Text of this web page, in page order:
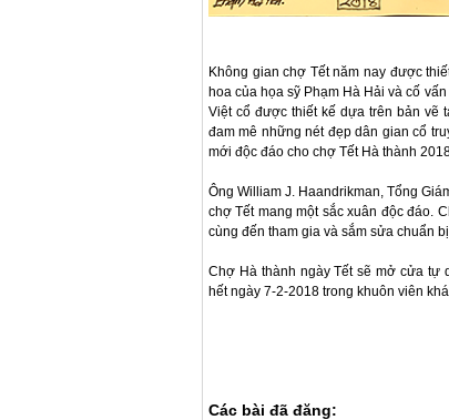
Không gian chợ Tết năm nay được
hoa của họa sỹ Phạm Hà Hải và cố
Việt cổ được thiết kế dựa trên bản vẽ
đam mê những nét đẹp dân gian cổ
mới độc đáo cho chợ Tết Hà thành
Ông William J. Haandrikman, Tổng
chợ Tết mang một sắc xuân độc đáo.
cùng đến tham gia và sắm sửa chuẩn
Chợ Hà thành ngày Tết sẽ mở cửa tự
hết ngày 7-2-2018 trong khuôn viên
Các bài đã đăng: